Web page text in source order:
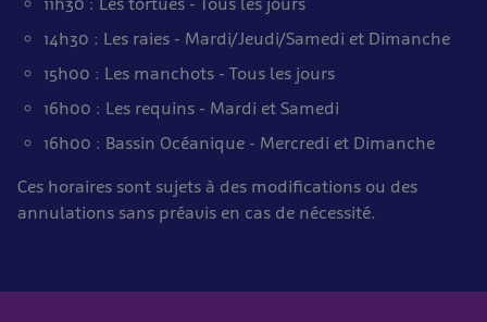
14h30 : Les raies - Mardi/Jeudi/Samedi et Dimanche
15h00 : Les manchots - Tous les jours
16h00 : Les requins - Mardi et Samedi
16h00 : Bassin Océanique - Mercredi et Dimanche
Ces horaires sont sujets à des modifications ou des
annulations sans préavis en cas de nécessité.